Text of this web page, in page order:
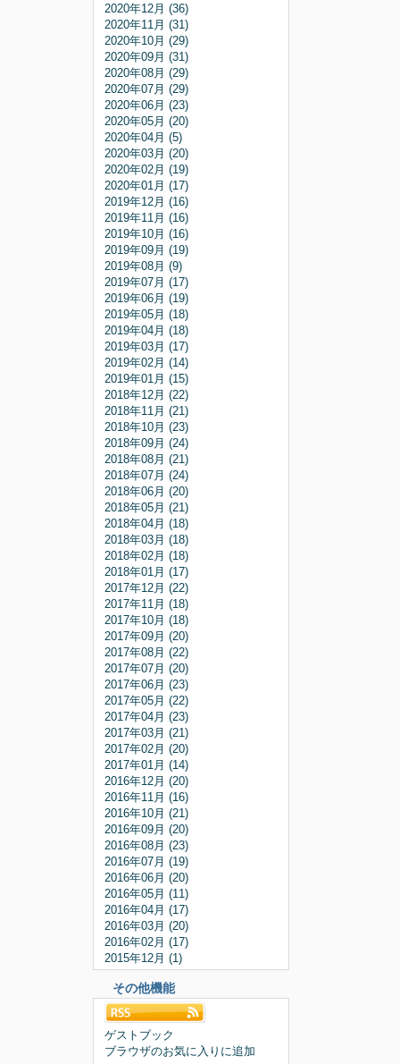
2020年12月 (36)
2020年11月 (31)
2020年10月 (29)
2020年09月 (31)
2020年08月 (29)
2020年07月 (29)
2020年06月 (23)
2020年05月 (20)
2020年04月 (5)
2020年03月 (20)
2020年02月 (19)
2020年01月 (17)
2019年12月 (16)
2019年11月 (16)
2019年10月 (16)
2019年09月 (19)
2019年08月 (9)
2019年07月 (17)
2019年06月 (19)
2019年05月 (18)
2019年04月 (18)
2019年03月 (17)
2019年02月 (14)
2019年01月 (15)
2018年12月 (22)
2018年11月 (21)
2018年10月 (23)
2018年09月 (24)
2018年08月 (21)
2018年07月 (24)
2018年06月 (20)
2018年05月 (21)
2018年04月 (18)
2018年03月 (18)
2018年02月 (18)
2018年01月 (17)
2017年12月 (22)
2017年11月 (18)
2017年10月 (18)
2017年09月 (20)
2017年08月 (22)
2017年07月 (20)
2017年06月 (23)
2017年05月 (22)
2017年04月 (23)
2017年03月 (21)
2017年02月 (20)
2017年01月 (14)
2016年12月 (20)
2016年11月 (16)
2016年10月 (21)
2016年09月 (20)
2016年08月 (23)
2016年07月 (19)
2016年06月 (20)
2016年05月 (11)
2016年04月 (17)
2016年03月 (20)
2016年02月 (17)
2015年12月 (1)
その他機能
ゲストブック
ブラウザのお気に入りに追加